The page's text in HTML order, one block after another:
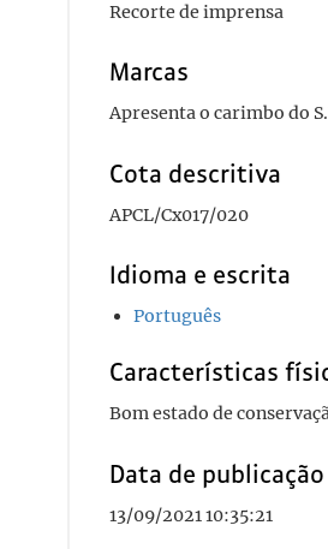
Recorte de imprensa
Marcas
Apresenta o carimbo do
Cota descritiva
APCL/Cx017/020
Idioma e escrita
Português
Características
Bom estado de
Data de publicação
13/09/2021 10:35:21